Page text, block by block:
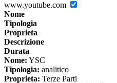
www.youtube.com
Nome
Tipologia
Proprieta
Descrizione
Durata
Nome: YSC
Tipologia: analitico
Proprieta: Terze Parti